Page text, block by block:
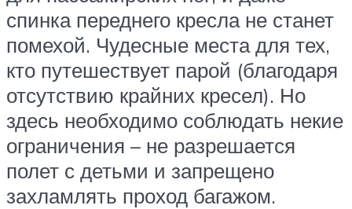
спинка переднего кресла не станет
помехой. Чудесные места для тех,
кто путешествует парой (благодаря
отсутствию крайних кресел). Но
здесь необходимо соблюдать некие
ограничения – не разрешается
полет с детьми и запрещено
захламлять проход багажом.